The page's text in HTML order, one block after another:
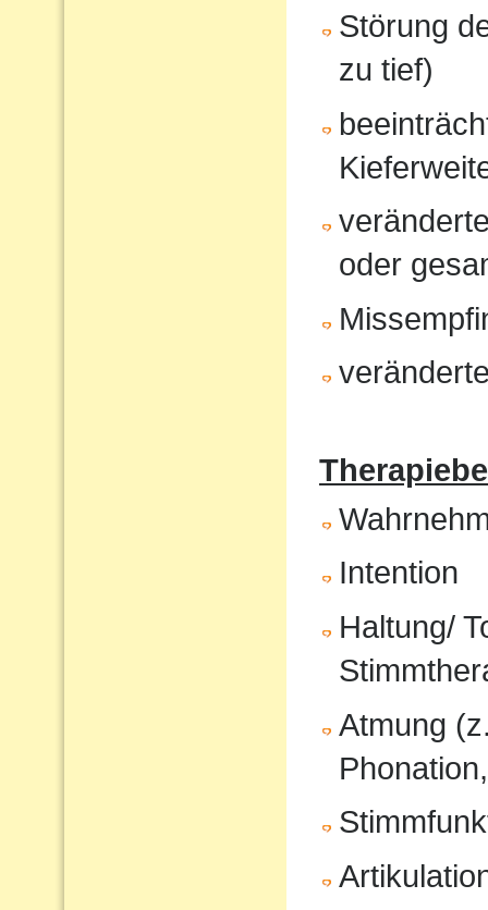
Störung
zu tief)
oder
Intention
Haltung/
Atmung